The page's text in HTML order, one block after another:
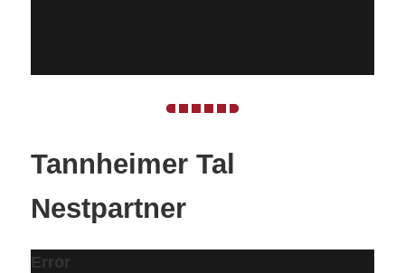
Tannheimer Tal
Nestpartner
Error